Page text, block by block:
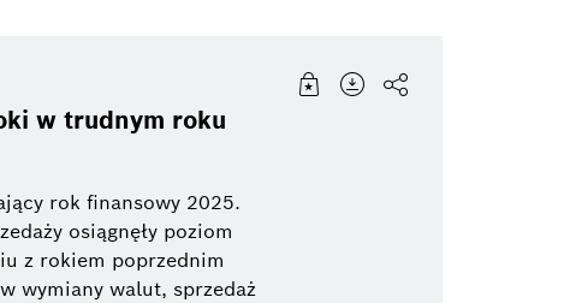
w trudnym roku
rok finansowy 2025.
osiągnęły poziom
z rokiem poprzednim
wymiany walut, sprzedaż